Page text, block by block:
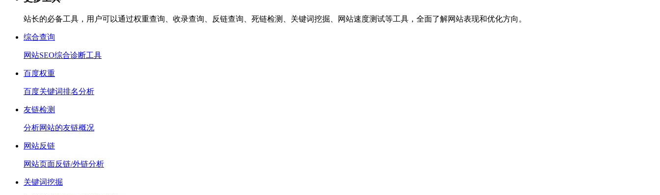
站长的必备工具，用户可以通过权重查询、收录查询、反链查询、死链检测、关键词挖掘、网站速度测试等工具，全面了解网站表现和优化方向。
综合查询
网站SEO综合诊断工具
百度权重
百度关键词排名分析
友链检测
分析网站的友链概况
网站反链
网站页面反链/外链分析
关键词挖掘